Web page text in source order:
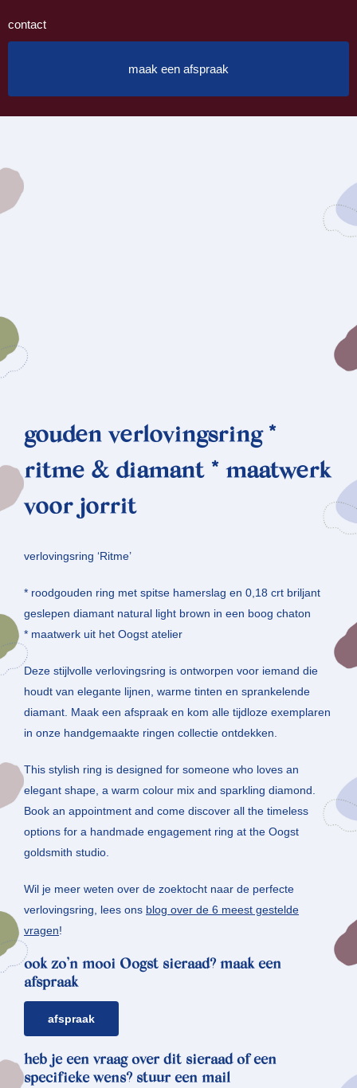
contact
maak een afspraak
gouden verlovingsring *
ritme & diamant * maatwerk
voor jorrit
verlovingsring ‘Ritme’
* roodgouden ring met spitse hamerslag en 0,18 crt briljant
geslepen diamant natural light brown in een boog chaton
* maatwerk uit het Oogst atelier
Deze stijlvolle verlovingsring is ontworpen voor iemand die
houdt van elegante lijnen, warme tinten en sprankelende
diamant. Maak een afspraak en kom alle tijdloze exemplaren
in onze handgemaakte ringen collectie ontdekken.
This stylish ring is designed for someone who loves an
elegant shape, a warm colour mix and sparkling diamond.
Book an appointment and come discover all the timeless
options for a handmade engagement ring at the Oogst
goldsmith studio.
Wil je meer weten over de zoektocht naar de perfecte
verlovingsring, lees ons blog over de 6 meest gestelde
vragen!
ook zo’n mooi Oogst sieraad? maak een
afspraak
afspraak
heb je een vraag over dit sieraad of een
specifieke wens? stuur een mail